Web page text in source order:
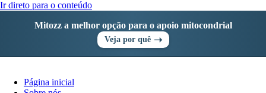
Ir direto para o conteúdo
Mitozz a melhor opção para o apoio mitocondrial
Veja por quê ➝
Página inicial